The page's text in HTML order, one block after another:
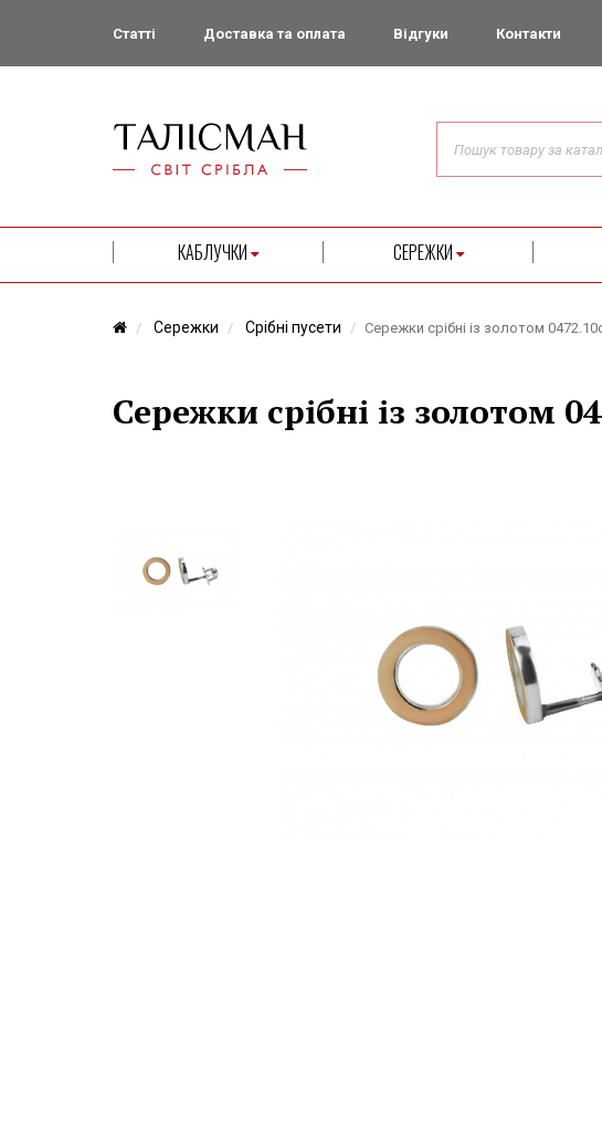
Статті Доставка та оплата Відгуки Контакти
КАБЛУЧКИ СЕРЕЖКИ
Сережки Срібні пусети Сережки срібні із золотом
Сережки срібні із золотом